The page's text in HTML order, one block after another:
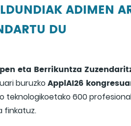
ADIMEN
DU
eta Berrikuntza
buruzkoApplAI26
600
finkatuz.